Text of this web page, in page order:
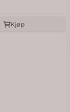
Kjøp